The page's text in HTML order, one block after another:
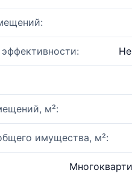
м²:
имущества, м²: